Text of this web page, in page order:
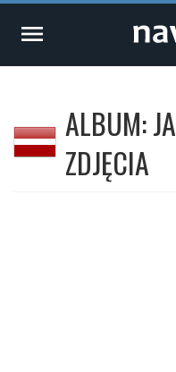
menu
ALBUM:
ZDJĘCIA